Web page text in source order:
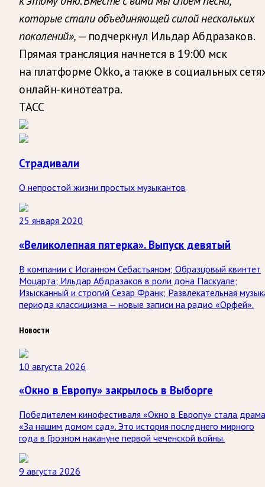
которые стали объединяющей силой нескольких
поколений»,— подчеркнул Ильдар Абдразаков.
Прямая трансляция начнется в 19:00 мск
на платформе Okko, а также в социальных
онлайн-кинотеатра.
ТАСС
Страдивали
О непростой жизни простых музыкантов
25 января 2020
«Великолепная пятерка». Выпуск девятый
В компании с Иоганном Себастьяном; Образцовый квинтет
Моцарта; Ильдар Абдразаков в роли дона Паскуале;
Изысканный и строгий Сезар Франк; Развлекательная
периода классицизма — новые записи на радио «Орфей».
Новости
10 августа 2026
«Окно в Европу» закрылось в Выборге
Победителем кинофестиваля «Окно в Европу» стала драма
«За нашим домом сад». Это история последнего мирного
года в Грозном накануне первой чеченской войны.
9 августа 2026